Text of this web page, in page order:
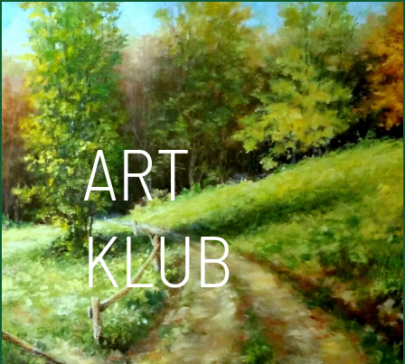
ART
KLUB